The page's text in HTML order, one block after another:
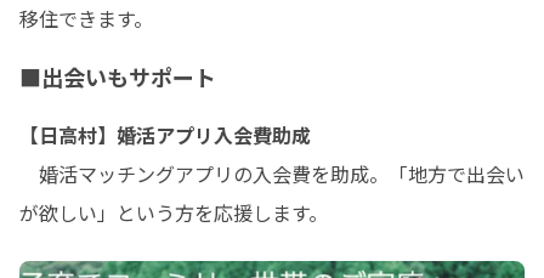
移住できます。
■出会いもサポート
【日高村】婚活アプリ入会費助成
婚活マッチングアプリの入会費を助成。「地方で出会い
が欲しい」という方を応援します。